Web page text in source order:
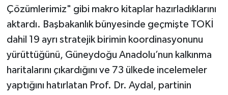
Çözümlerimiz" gibi makro kitaplar hazırladıklarını
aktardı. Başbakanlık bünyesinde geçmişte TOKİ
dahil 19 ayrı stratejik birimin koordinasyonunu
yürüttüğünü, Güneydoğu Anadolu’nun kalkınma
haritalarını çıkardığını ve 73 ülkede incelemeler
yaptığını hatırlatan Prof. Dr. Aydal, partinin